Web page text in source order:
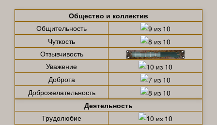
Общество и коллектив
Общительность
Чуткость
Отзывчивость
Уважение
Доброта
Доброжелательность
Деятельность
Трудолюбие